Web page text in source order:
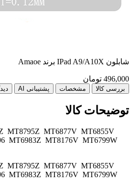
شابلون IPad A9/A10X برند Amaoe
496,000 تومان
بررسی کالا مشخصات پشتیبانی AI
توضیحات کالا
MT8795Z MT6877V MT6855V
MT6983Z MT8176V MT6799W
MT8795Z MT6877V MT6855V
MT6983Z MT8176V MT6799W